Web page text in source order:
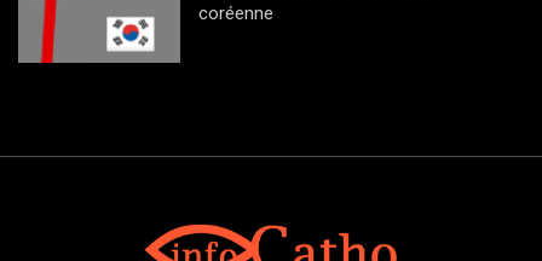
coréenne